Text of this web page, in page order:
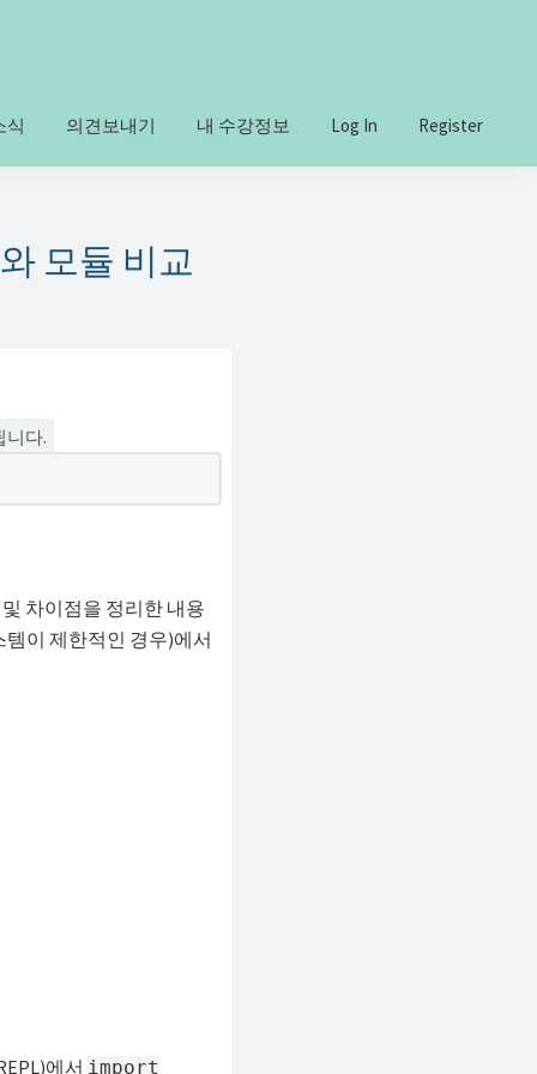
식 의견보내기 내 수강정보 Log In Register
모듈 비교
니다.
차이점을 정리한 내용
이 제한적인 경우)에서
에서 import